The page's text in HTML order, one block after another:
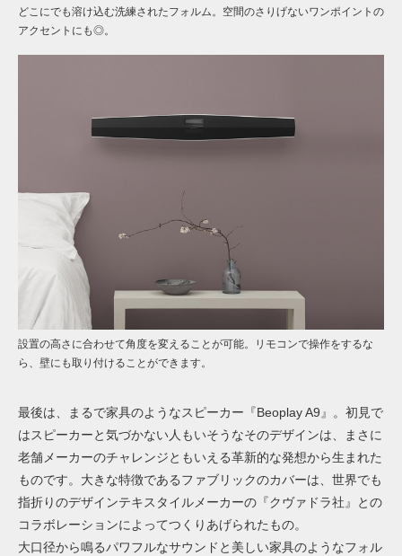
どこにでも溶け込む洗練されたフォルム。空間のさりげないワンポイントの
アクセントにも◎。
設置の高さに合わせて角度を変えることが可能。リモコンで操作をするな
ら、壁にも取り付けることができます。
最後は、まるで家具のようなスピーカー『Beoplay A9 』。初見で
はスピーカーと気づかない人もいそうなそのデザインは、まさに
老舗メーカーのチャレンジともいえる革新的な発想から生まれた
ものです。大きな特徴であるファブリックのカバーは、世界でも
指折りのデザインテキスタイルメーカーの『クヴァドラ社』との
コラボレーションによってつくりあげられたもの。
大口径から鳴るパワフルなサウンドと美しい家具のようなフォル